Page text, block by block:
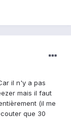
il n'y a pas
mais il faut
(il me
que 30